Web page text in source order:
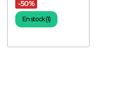
-50%
En stock (1)